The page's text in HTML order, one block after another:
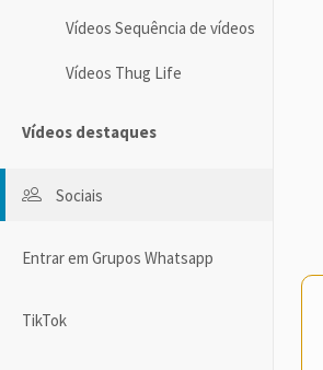
Vídeos Sequência de vídeos
Vídeos Thug Life
Vídeos destaques
Sociais
Entrar em Grupos Whatsapp
TikTok